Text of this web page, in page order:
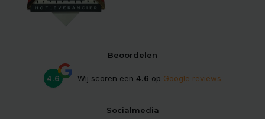
Beoordelen
4.6 Wij scoren een 4.6 op Google reviews
Socialmedia